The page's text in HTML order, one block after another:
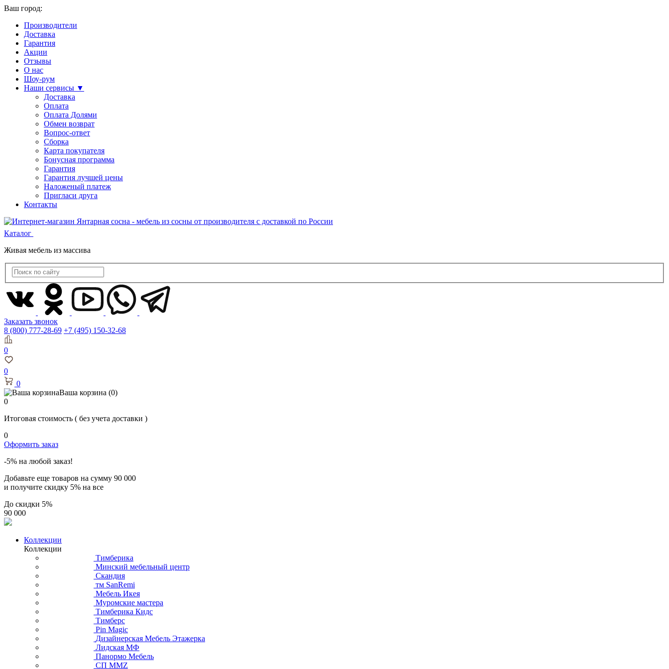
Ваш город:
Производители
Доставка
Гарантия
Акции
Отзывы
О нас
Шоу-рум
Наши сервисы ▼
Доставка
Оплата
Оплата Долями
Обмен возврат
Вопрос-ответ
Сборка
Карта покупателя
Бонусная программа
Гарантия
Гарантия лучшей цены
Наложеный платеж
Пригласи друга
Контакты
Каталог
Живая мебель из массива
Заказать звонок
8 (800) 777-28-69 +7 (495) 150-32-68
0
0
0
Ваша корзина (0)
0
Итоговая стоимость ( без учета доставки )
0
Оформить заказ
-5% на любой заказ!
Добавьте еще товаров на сумму 90 000
и получите скидку 5% на все
До скидки 5%
90 000
Коллекции
Коллекции
Тимберика
Минский мебельный центр
Скандия
тм SanRemi
Мебель Икея
Муромские мастера
Тимберика Кидс
Тимберс
Pin Magic
Дизайнерская Мебель Этажерка
Лидская МФ
Панормо Мебель
СП ММZ